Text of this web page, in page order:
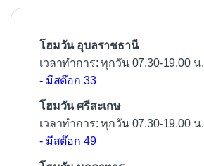
โฮมวัน อุบลราชธานี
เวลาทำการ: ทุกวัน 07.30-19.00 น.
- มีสต๊อก 33
โฮมวัน ศรีสะเกษ
เวลาทำการ: ทุกวัน 07.30-19.00 น.
- มีสต๊อก 49